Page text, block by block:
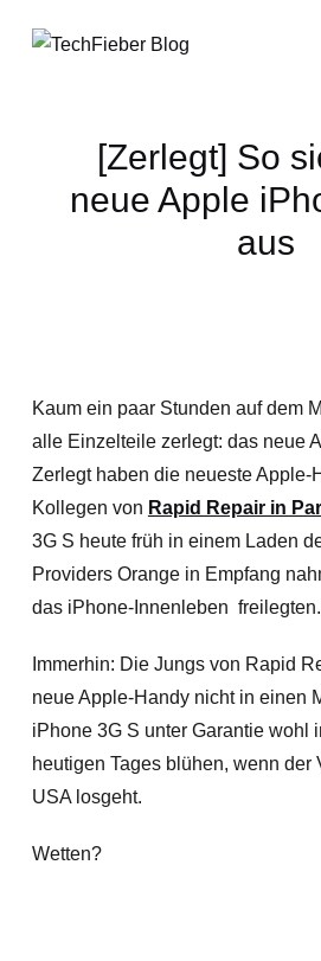
[Zerlegt] So
neue Apple
aus
Kaum ein paar Stunden auf dem
alle Einzelteile zerlegt: das neue
Zerlegt haben die neueste Apple-
Kollegen von Rapid Repair in
3G S heute früh in einem Laden
Providers Orange in Empfang
das iPhone-Innenleben freilegten.
Immerhin: Die Jungs von Rapid
neue Apple-Handy nicht in einen
iPhone 3G S unter Garantie wohl
heutigen Tages blühen, wenn der
USA losgeht.
Wetten?